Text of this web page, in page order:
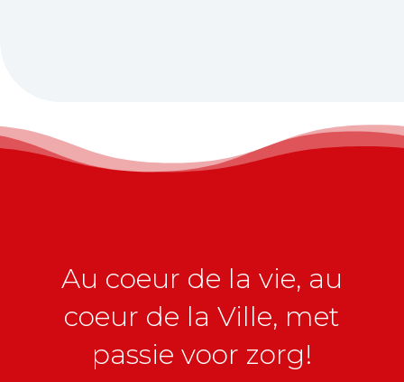
Au coeur de la vie, au
coeur de la Ville, met
passie voor zorg!